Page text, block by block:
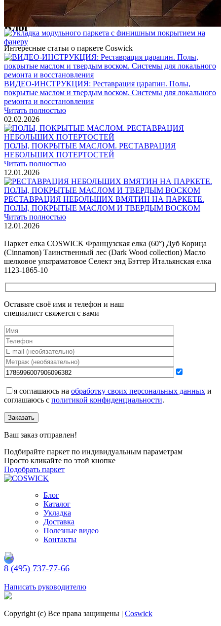
1 500 ₽
Блог
Интересные статьи о паркете Coswick
ВИДЕО-ИНСТРУКЦИЯ: Реставрация царапин. Полы,
покрытые маслом и твердым воском. Системы для локального
ремонта и восстановления
Читать полностью
02.02.2026
ПОЛЫ, ПОКРЫТЫЕ МАСЛОМ. РЕСТАВРАЦИЯ
НЕБОЛЬШИХ ПОТЕРТОСТЕЙ
Читать полностью
12.01.2026
РЕСТАВРАЦИЯ НЕБОЛЬШИХ ВМЯТИН НА ПАРКЕТЕ.
ПОЛЫ, ПОКРЫТЫЕ МАСЛОМ И ТВЕРДЫМ ВОСКОМ
Читать полностью
12.01.2026
Паркет елка COSWICK Французская елка (60°) Дуб Корица
(Cinnamon) Таинственный лес (Dark Wood collection) Масло
шелковое ультраматовое Селект энд Бэттер Итальянская елка
1123-1865-10
Оставьте своё имя и телефон и наш
специалист свяжется с вами
я соглашаюсь на обработку своих персональных данных и
соглашаюсь с политикой конфиденциальности.
Заказать
Ваш заказ отправлен!
Подбирайте паркет по индивидуальным параметрам
Просто кликайте по этой кнопке
Подобрать паркет
Блог
Каталог
Укладка
Доставка
Полезные видео
Контакты
8 (495) 737-77-66
Написать руководителю
Copyright (c) Все права защищены | Coswick